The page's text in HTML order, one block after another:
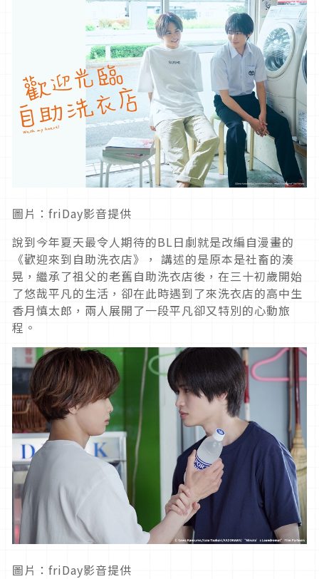
圖片：friDay影音提供
說到今年夏天最令人期待的BL日劇就是改編自漫畫的
《歡迎來到自助洗衣店》， 講述的是原本是社畜的湊
晃，繼承了祖父的老舊自助洗衣店後，在三十初歲開始
了悠哉平凡的生活，卻在此時遇到了來洗衣店的高中生
香月慎太郎，兩人展開了一段平凡卻又特別的心動旅
程。
圖片：friDay影音提供